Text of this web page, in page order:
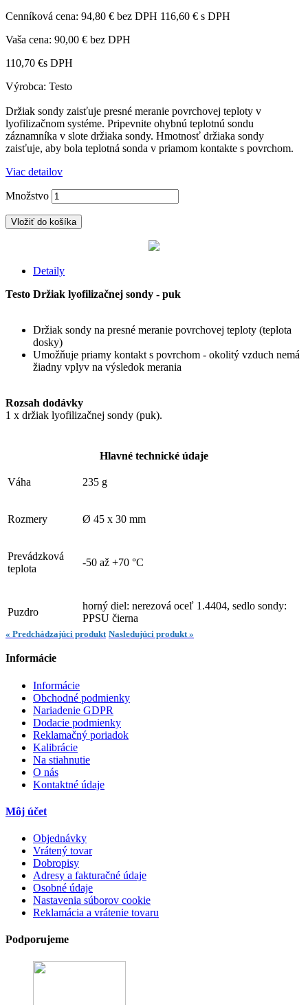
Cenníková cena: 94,80 € bez DPH 116,60 € s DPH
Vaša cena: 90,00 € bez DPH
110,70 €s DPH
Výrobca: Testo
Držiak sondy zaisťuje presné meranie povrchovej teploty v
lyofilizačnom systéme. Pripevnite ohybnú teplotnú sondu
záznamníka v slote držiaka sondy. Hmotnosť držiaka sondy
zaisťuje, aby bola teplotná sonda v priamom kontakte s povrchom.
Viac detailov
Množstvo
Vložiť do košíka
Detaily
Testo Držiak lyofilizačnej sondy - puk
Držiak sondy na presné meranie povrchovej teploty (teplota
dosky)
Umožňuje priamy kontakt s povrchom - okolitý vzduch nemá
žiadny vplyv na výsledok merania
Rozsah dodávky
1 x držiak lyofilizačnej sondy (puk).
Hlavné technické údaje
Váha 235 g
Rozmery Ø 45 x 30 mm
Prevádzková
teplota
-50 až +70 °C
Puzdro
horný diel: nerezová oceľ 1.4404, sedlo sondy:
PPSU čierna
« Predchádzajúci produkt Nasledujúci produkt »
Informácie
Informácie
Obchodné podmienky
Nariadenie GDPR
Dodacie podmienky
Reklamačný poriadok
Kalibrácie
Na stiahnutie
O nás
Kontaktné údaje
Môj účet
Objednávky
Vrátený tovar
Dobropisy
Adresy a fakturačné údaje
Osobné údaje
Nastavenia súborov cookie
Reklamácia a vrátenie tovaru
Podporujeme